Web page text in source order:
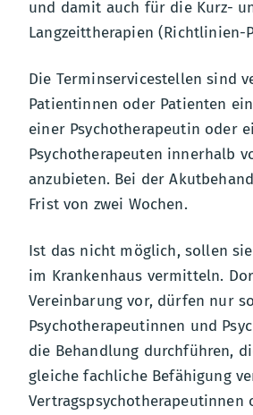
und damit auch für die Kurz-
Langzeittherapien (Richtlinien-
Die Terminservicestellen sind
Patientinnen oder Patienten
einer Psychotherapeutin oder
Psychotherapeuten innerhalb
anzubieten. Bei der
Frist von zwei Wochen.
Ist das nicht möglich, sollen
im Krankenhaus vermitteln.
Vereinbarung vor, dürfen nur
Psychotherapeutinnen und
die Behandlung durchführen,
gleiche fachliche Befähigung
Vertragspsychotherapeutinnen